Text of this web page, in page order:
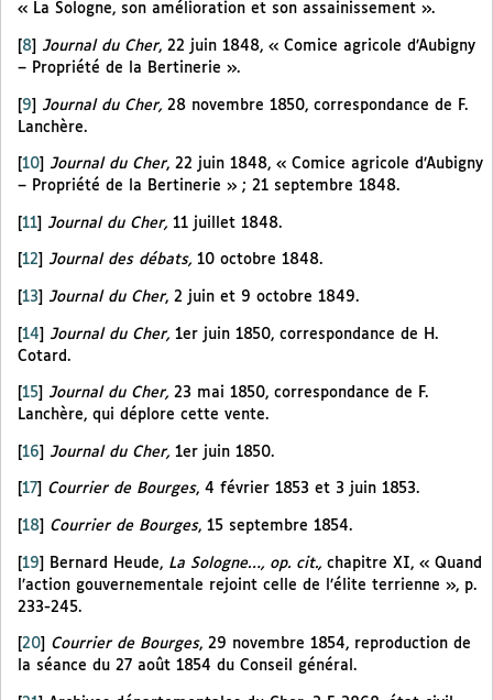
« La Sologne, son amélioration et son assainissement ».
8 Journal du Cher, 22 juin 1848, « Comice agricole d’Aubigny
– Propriété de la Bertinerie ».
[9] Journal du Cher, 28 novembre 1850, correspondance de F.
Lanchère.
10 Journal du Cher, 22 juin 1848, « Comice agricole d’Aubigny
– Propriété de la Bertinerie » ; 21 septembre 1848.
[11] Journal du Cher, 11 juillet 1848.
12 Journal des débats, 10 octobre 1848.
13 Journal du Cher, 2 juin et 9 octobre 1849.
[14] Journal du Cher, 1er juin 1850, correspondance de H.
Cotard.
15 Journal du Cher, 23 mai 1850, correspondance de F.
Lanchère, qui déplore cette vente.
[16] Journal du Cher, 1er juin 1850.
17 Courrier de Bourges, 4 février 1853 et 3 juin 1853.
18 Courrier de Bourges, 15 septembre 1854.
[19] Bernard Heude, La Sologne…, op. cit., chapitre XI, « Quand
l’action gouvernementale rejoint celle de l’élite terrienne », p.
233-245.
20 Courrier de Bourges, 29 novembre 1854, reproduction de
la séance du 27 août 1854 du Conseil général.